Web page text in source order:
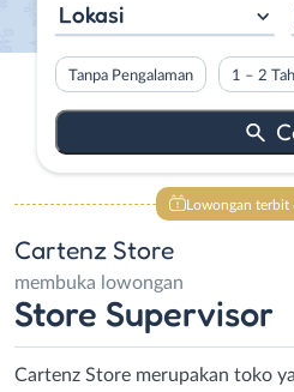
Lokasi
Tanpa Pengalaman 1 – 2
Lowongan terbit
Cartenz Store
membuka lowongan
Store Supervisor
Cartenz Store merupakan toko